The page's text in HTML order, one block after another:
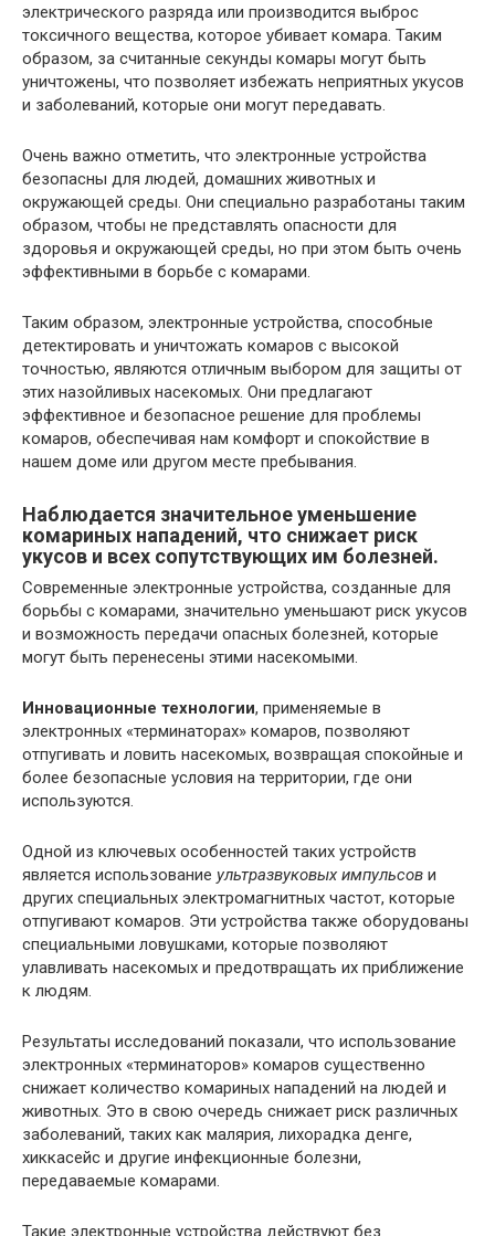
электрического разряда или производится выброс
токсичного вещества, которое убивает комара. Таким
образом, за считанные секунды комары могут быть
уничтожены, что позволяет избежать неприятных укусов
и заболеваний, которые они могут передавать.
Очень важно отметить, что электронные устройства
безопасны для людей, домашних животных и
окружающей среды. Они специально разработаны таким
образом, чтобы не представлять опасности для
здоровья и окружающей среды, но при этом быть очень
эффективными в борьбе с комарами.
Таким образом, электронные устройства, способные
детектировать и уничтожать комаров с высокой
точностью, являются отличным выбором для защиты от
этих назойливых насекомых. Они предлагают
эффективное и безопасное решение для проблемы
комаров, обеспечивая нам комфорт и спокойствие в
нашем доме или другом месте пребывания.
Наблюдается значительное уменьшение
комариных нападений, что снижает риск
укусов и всех сопутствующих им болезней.
Современные электронные устройства, созданные для
борьбы с комарами, значительно уменьшают риск укусов
и возможность передачи опасных болезней, которые
могут быть перенесены этими насекомыми.
Инновационные технологии, применяемые в
электронных «терминаторах» комаров, позволяют
отпугивать и ловить насекомых, возвращая спокойные и
более безопасные условия на территории, где они
используются.
Одной из ключевых особенностей таких устройств
является использование ультразвуковых импульсов и
других специальных электромагнитных частот, которые
отпугивают комаров. Эти устройства также оборудованы
специальными ловушками, которые позволяют
улавливать насекомых и предотвращать их приближение
к людям.
Результаты исследований показали, что использование
электронных «терминаторов» комаров существенно
снижает количество комариных нападений на людей и
животных. Это в свою очередь снижает риск различных
заболеваний, таких как малярия, лихорадка денге,
хиккасейс и другие инфекционные болезни,
передаваемые комарами.
Такие электронные устройства действуют без